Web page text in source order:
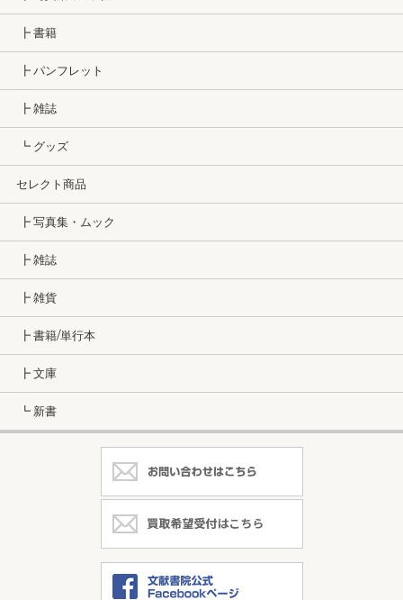
┣ 書籍
┣ パンフレット
┣ 雑誌
┗ グッズ
セレクト商品
┣ 写真集・ムック
┣ 雑誌
┣ 雑貨
┣ 書籍/単行本
┣ 文庫
┗ 新書